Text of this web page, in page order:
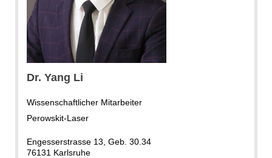
Dr. Yang Li
Wissenschaftlicher Mitarbeiter
Perowskit-Laser
Engesserstrasse 13, Geb. 30.34
76131 Karlsruhe